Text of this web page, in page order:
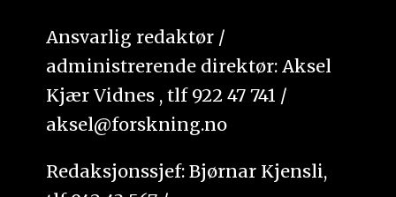
Ansvarlig redaktør /
administrerende direktør: Aksel
Kjær Vidnes , tlf 922 47 741 /
aksel@forskning.no
Redaksjonssjef: Bjørnar Kjensli,